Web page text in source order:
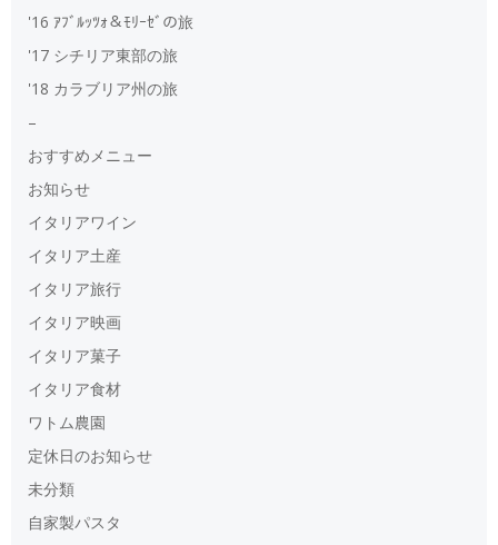
'16 ｱﾌﾞﾙｯﾂｫ＆ﾓﾘｰｾﾞの旅
'17 シチリア東部の旅
'18 カラブリア州の旅
–
おすすめメニュー
お知らせ
イタリアワイン
イタリア土産
イタリア旅行
イタリア映画
イタリア菓子
イタリア食材
ワトム農園
定休日のお知らせ
未分類
自家製パスタ